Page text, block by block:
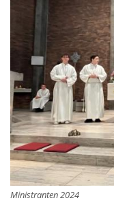
Ministranten 2024